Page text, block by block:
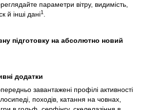
параметри вітру, видимість,
й інші дані1 .
підготовку на абсолютно новий
додатки
завантажені профілі активності
походів, катання на човнах,